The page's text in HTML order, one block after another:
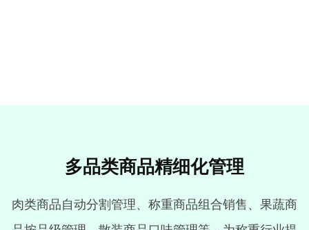
多品类商品精细化管理
肉类商品自动分割管理、称重商品组合销售、果蔬商